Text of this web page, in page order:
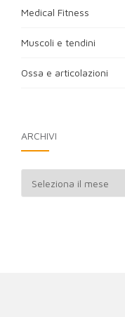
Medical Fitness
Muscoli e tendini
Ossa e articolazioni
ARCHIVI
Archivi